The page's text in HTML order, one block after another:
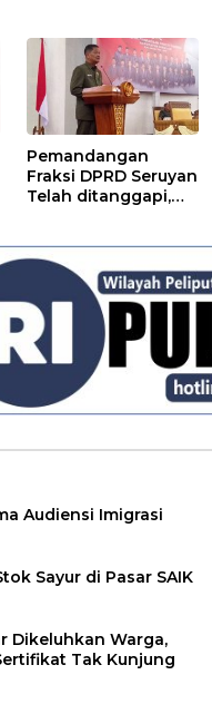
Pemandangan
Fraksi DPRD Seruyan
Telah ditanggapi,
Ditindaklanjuti
Audiensi Imigrasi
Sayur di Pasar SAIK
Dikeluhkan Warga,
Tak Kunjung